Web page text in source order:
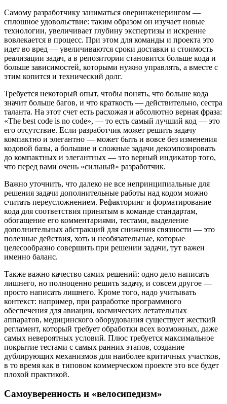
Самому разработчику заниматься оверинженерингом —
сплошное удовольствие: таким образом он изучает новые
технологии, увеличивает глубину экспертизы и искренне
вовлекается в процесс. При этом для команды и проекта это
идет во вред — увеличиваются сроки доставки и стоимость
реализации задач, а в репозитории становится больше кода и
больше зависимостей, которыми нужно управлять, а вместе с
этим копится и технический долг.
Требуется некоторый опыт, чтобы понять, что больше кода
значит больше багов, и что краткость — действительно, сестра
таланта. На этот счет есть расхожая и абсолютно верная фраза:
«The best code is no code», — то есть самый лучший код — это
его отсутствие. Если разработчик может решить задачу
компактно и элегантно — может быть и вовсе без изменения
кодовой базы, а большие и сложные задачи декомпозировать
до компактных и элегантных — это верный индикатор того,
что перед вами очень «сильный» разработчик.
Важно уточнить, что далеко не все непринципиальные для
решения задачи дополнительные работы над кодом можно
считать переусложнением. Рефакторинг и форматирование
кода для соответствия принятым в команде стандартам,
обогащение его комментариями, тестами, выделение
дополнительных абстракций для снижения связности — это
полезные действия, хоть и необязательные, которые
целесообразно совершить при решении задачи, тут важен
именно баланс.
Также важно качество самих решений: одно дело написать
лишнего, но полноценно решить задачу, и совсем другое —
просто написать лишнего. Кроме того, надо учитывать
контекст: например, при разработке программного
обеспечения для авиации, космических летательных
аппаратов, медицинского оборудования существует жесткий
регламент, который требует обработки всех возможных, даже
самых невероятных условий. Плюс требуется максимальное
покрытие тестами с самых ранних этапов, создание
дублирующих механизмов для наиболее критичных участков,
в то время как в типовом коммерческом проекте это все будет
плохой практикой.
Самоуверенность и «велосипедизм»